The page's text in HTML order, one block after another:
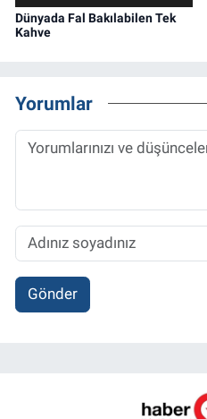
Dünyada Fal Bakılabilen Tek
Kahve
Yorumlar
Gönder